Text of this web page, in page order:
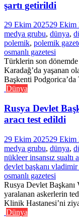
şartı getirildi
29 Ekim 202529 Ekim
medya grubu, dünya,
polemik, polemik
osmanlı gazetesi
Türklerin son
Karadağ’da yaşanan
Başkenti Podgorica’da
Dünya
Rusya Devlet
aracı test edildi
29 Ekim 202529 Ekim
medya grubu, dünya,
nükleer insansız sualtı
devlet başkanı
osmanlı gazetesi
Rusya Devlet Başkanı
yaralanan askerlerin
Klinik Hastanesi’ni
Dünya